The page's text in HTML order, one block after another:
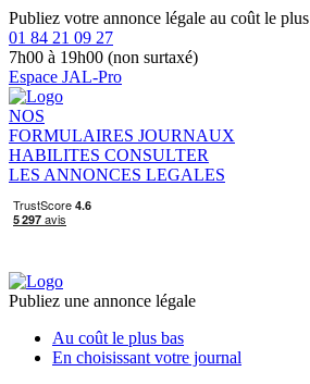
Publiez votre annonce légale au coût le
01 84 21 09 27
7h00 à 19h00 (non surtaxé)
Espace JAL-Pro
NOS
FORMULAIRES JOURNAUX
HABILITES CONSULTER
LES ANNONCES LEGALES
Publiez une annonce légale
Au coût le plus bas
En choisissant votre journal